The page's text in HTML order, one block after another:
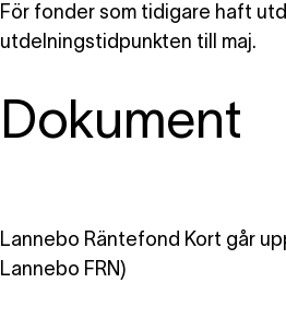
För fonder som tidigare haft
utdelningstidpunkten till maj.
Dokument
Lannebo Räntefond Kort går
Lannebo FRN)